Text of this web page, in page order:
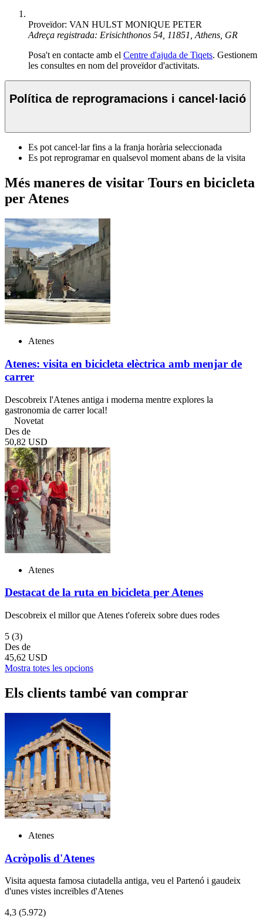
Proveïdor: VAN HULST MONIQUE PETER
Adreça registrada: Erisichthonos 54, 11851, Athens, GR
Posa't en contacte amb el Centre d'ajuda de Tiqets. Gestionem
les consultes en nom del proveïdor d'activitats.
Política de reprogramacions i cancel·lació
Es pot cancel·lar fins a la franja horària seleccionada
Es pot reprogramar en qualsevol moment abans de la visita
Més maneres de visitar Tours en bicicleta
per Atenes
Atenes
Atenes: visita en bicicleta elèctrica amb menjar de
carrer
Descobreix l'Atenes antiga i moderna mentre explores la
gastronomia de carrer local!
Novetat
Des de
50,82 USD
Atenes
Destacat de la ruta en bicicleta per Atenes
Descobreix el millor que Atenes t'ofereix sobre dues rodes
5 (3)
Des de
45,62 USD
Mostra totes les opcions
Els clients també van comprar
Atenes
Acròpolis d'Atenes
Visita aquesta famosa ciutadella antiga, veu el Partenó i gaudeix
d'unes vistes increïbles d'Atenes
4,3 (5.972)